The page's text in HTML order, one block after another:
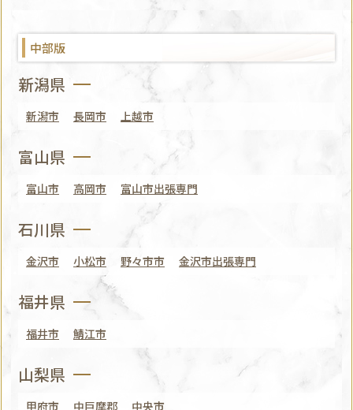
中部版
新潟県
新潟市 長岡市 上越市
富山県
富山市 高岡市 富山市出張専門
石川県
金沢市 小松市 野々市市 金沢市出張専門
福井県
福井市 鯖江市
山梨県
甲府市 中巨摩郡 中央市